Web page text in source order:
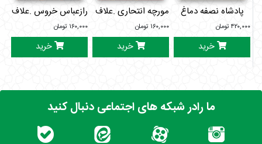
پادشاه نصفه دماغ
۴۲۰,۰۰۰ تومان
خرید
مورچه انتحاری .علاف ها1
۱۶۰,۰۰۰ تومان
خرید
رازعباس خروس .علاف ها2
۱۶۰,۰۰۰ تومان
خرید
ما رادر شبکه های اجتماعی دنبال کنید